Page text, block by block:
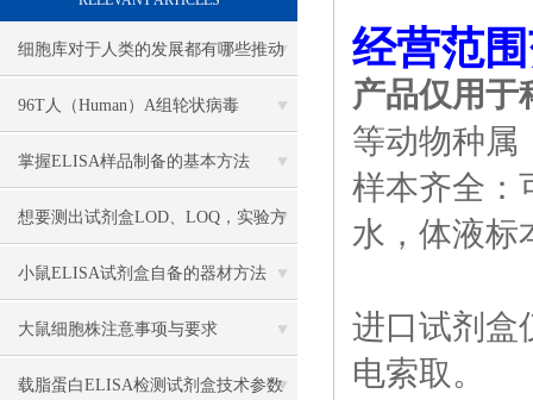
细胞库对于人类的发展都有哪些推动
作用
96T人（Human）A组轮状病毒
（Rotavirus）ELISA 检测试剂盒
掌握ELISA样品制备的基本方法
想要测出试剂盒LOD、LOQ，实验方
案该怎么搭建？
小鼠ELISA试剂盒自备的器材方法
大鼠细胞株注意事项与要求
载脂蛋白ELISA检测试剂盒技术参数
经营范
产品仅用于
等动物种属
样本齐全：
水，体液标
进口试剂盒
电索取。